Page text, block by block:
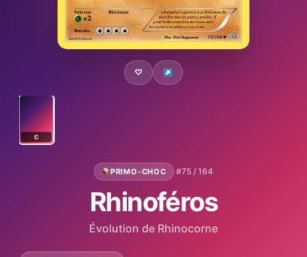
♡
C
PRIMO-CHOC ·#75 / 164
Rhinoféros
Évolution de Rhinocorne